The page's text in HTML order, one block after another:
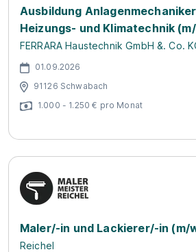
Ausbildung
Heizungs- und Klimatechnik
FERRARA Haustechnik GmbH &. Co.
01.09.2026
91126 Schwabach
1.000 - 1.250 € pro Monat
Maler/-in und Lackierer/-in (m/
Reichel